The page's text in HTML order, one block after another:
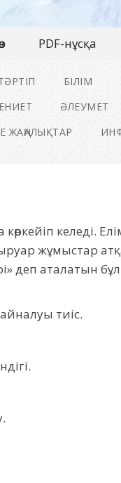
PDF-нұсқа
БІЛІМ
ӘЛЕУМЕТ
ЖАҢАЛЫҚТАР
келеді.
жұмыстар
деп аталатын
тиіс.